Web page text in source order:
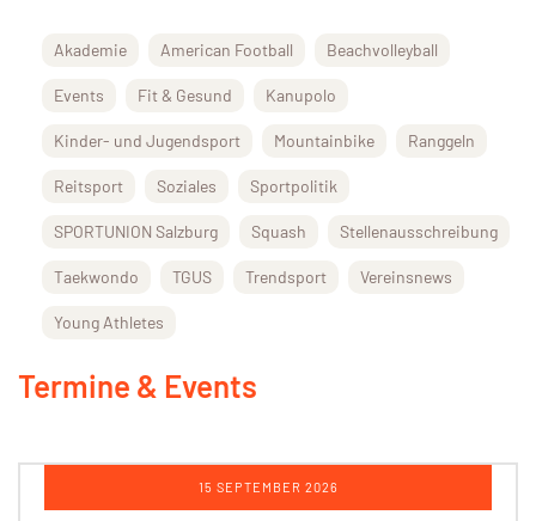
Akademie American Football Beachvolleyball
Events Fit & Gesund Kanupolo
Kinder- und Jugendsport Mountainbike Ranggeln
Reitsport Soziales Sportpolitik
SPORTUNION Salzburg Squash Stellenausschreibung
Taekwondo TGUS Trendsport Vereinsnews
Young Athletes
Termine & Events
15 SEPTEMBER 2026